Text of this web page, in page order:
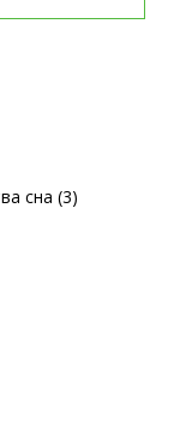
сна (3)